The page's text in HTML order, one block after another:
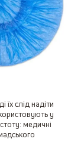
слід надіти
у
медичні